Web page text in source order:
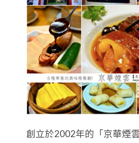
創立於2002年的「京華煙